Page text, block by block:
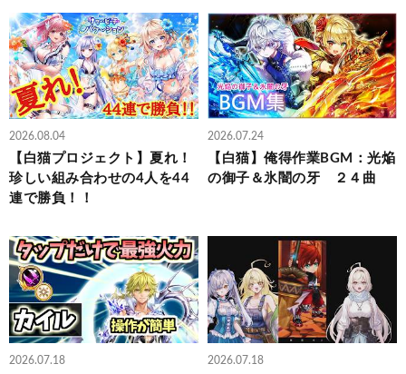
2026.08.04
【白猫プロジェクト】夏れ！
珍しい組み合わせの4人を44
連で勝負！！
2026.07.24
【白猫】俺得作業BGM：光焔
の御子＆氷闇の牙 ２４曲
2026.07.18 2026.07.18